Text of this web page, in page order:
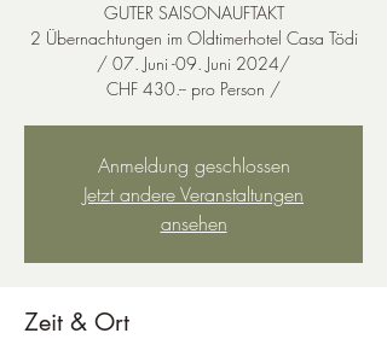
GUTER SAISONAUFTAKT
2 Übernachtungen im Oldtimerhotel Casa Tödi
/ 07. Juni -09. Juni 2024/
Anmeldung geschlossen
Jetzt andere Veranstaltungen
ansehen
Zeit & Ort